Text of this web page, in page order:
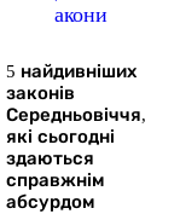
5 найдивніших
законів
Середньовіччя,
які сьогодні
здаються
справжнім
абсурдом